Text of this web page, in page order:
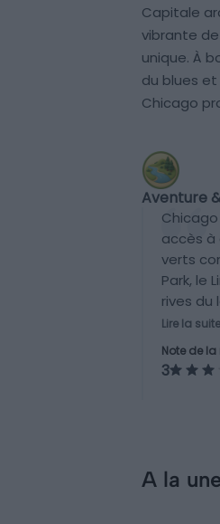
Capitale
vibrante
unique. À
du blues
Chicago
Aventure
accès à
verts
Park, le
rives du
au vélo
sortir de
Lire la suite
Note de
3
A la